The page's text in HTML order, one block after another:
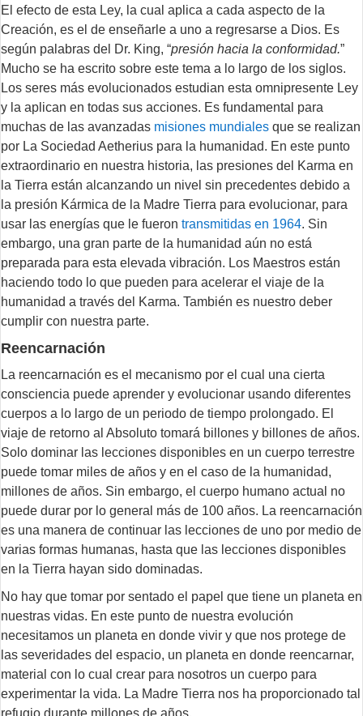
El efecto de esta Ley, la cual aplica a cada aspecto de la
Creación, es el de enseñarle a uno a regresarse a Dios. Es
según palabras del Dr. King, “presión hacia la conformidad.”
Mucho se ha escrito sobre este tema a lo largo de los siglos.
Los seres más evolucionados estudian esta omnipresente Ley
y la aplican en todas sus acciones. Es fundamental para
muchas de las avanzadas misiones mundiales que se realizan
por La Sociedad Aetherius para la humanidad. En este punto
extraordinario en nuestra historia, las presiones del Karma en
la Tierra están alcanzando un nivel sin precedentes debido a
la presión Kármica de la Madre Tierra para evolucionar, para
usar las energías que le fueron transmitidas en 1964. Sin
embargo, una gran parte de la humanidad aún no está
preparada para esta elevada vibración. Los Maestros están
haciendo todo lo que pueden para acelerar el viaje de la
humanidad a través del Karma. También es nuestro deber
cumplir con nuestra parte.
Reencarnación
La reencarnación es el mecanismo por el cual una cierta
consciencia puede aprender y evolucionar usando diferentes
cuerpos a lo largo de un periodo de tiempo prolongado. El
viaje de retorno al Absoluto tomará billones y billones de años.
Solo dominar las lecciones disponibles en un cuerpo terrestre
puede tomar miles de años y en el caso de la humanidad,
millones de años. Sin embargo, el cuerpo humano actual no
puede durar por lo general más de 100 años. La reencarnación
es una manera de continuar las lecciones de uno por medio de
varias formas humanas, hasta que las lecciones disponibles
en la Tierra hayan sido dominadas.
No hay que tomar por sentado el papel que tiene un planeta en
nuestras vidas. En este punto de nuestra evolución
necesitamos un planeta en donde vivir y que nos protege de
las severidades del espacio, un planeta en donde reencarnar,
material con lo cual crear para nosotros un cuerpo para
experimentar la vida. La Madre Tierra nos ha proporcionado tal
refugio durante millones de años.